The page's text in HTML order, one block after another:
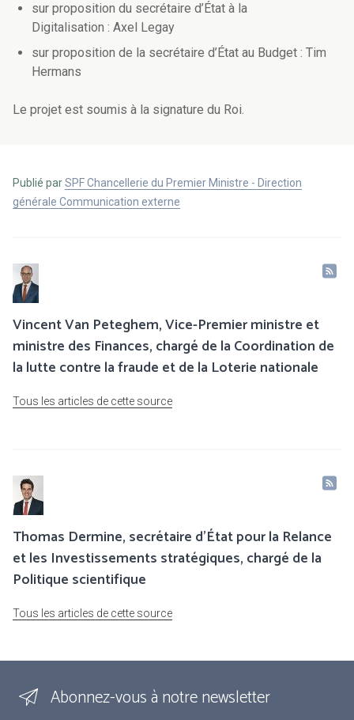
sur proposition du secrétaire d’État à la
Digitalisation : Axel Legay
sur proposition de la secrétaire d’État au Budget : Tim
Hermans
Le projet est soumis à la signature du Roi.
Publié parSPF Chancellerie du Premier Ministre - Direction
générale Communication externe
Vincent Van Peteghem, Vice-Premier ministre et
ministre des Finances, chargé de la Coordination de
la lutte contre la fraude et de la Loterie nationale
Tous les articles de cette source
Thomas Dermine, secrétaire d’État pour la Relance
et les Investissements stratégiques, chargé de la
Politique scientifique
Tous les articles de cette source
Abonnez-vous à notre newsletter